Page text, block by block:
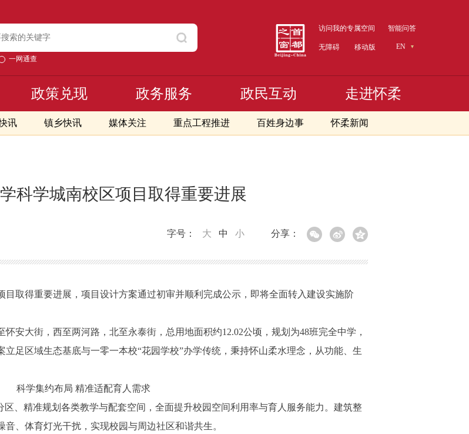
一网通查
访问我的专属空间 智能问答
无障碍 移动版 EN
讯 镇乡快讯 媒体关注 重点工程推进 百姓身边事 怀柔新闻
政策兑现 政务服务 政民互动 走进怀柔
科学城南校区项目取得重要进展
分享：
字号： 大 中 小
得重要进展，项目设计方案通过初审并顺利完成公示，即将全面转入建设实施阶
大街，西至两河路，北至永泰街，总用地面积约12.02公顷，规划为48班完全中学，
足区域生态基底与一零一本校“花园学校”办学传统，秉持怀山柔水理念，从功能、生
科学集约布局 精准适配育人需求
、精准规划各类教学与配套空间，全面提升校园空间利用率与育人服务能力。建筑整
、体育灯光干扰，实现校园与周边社区和谐共生。